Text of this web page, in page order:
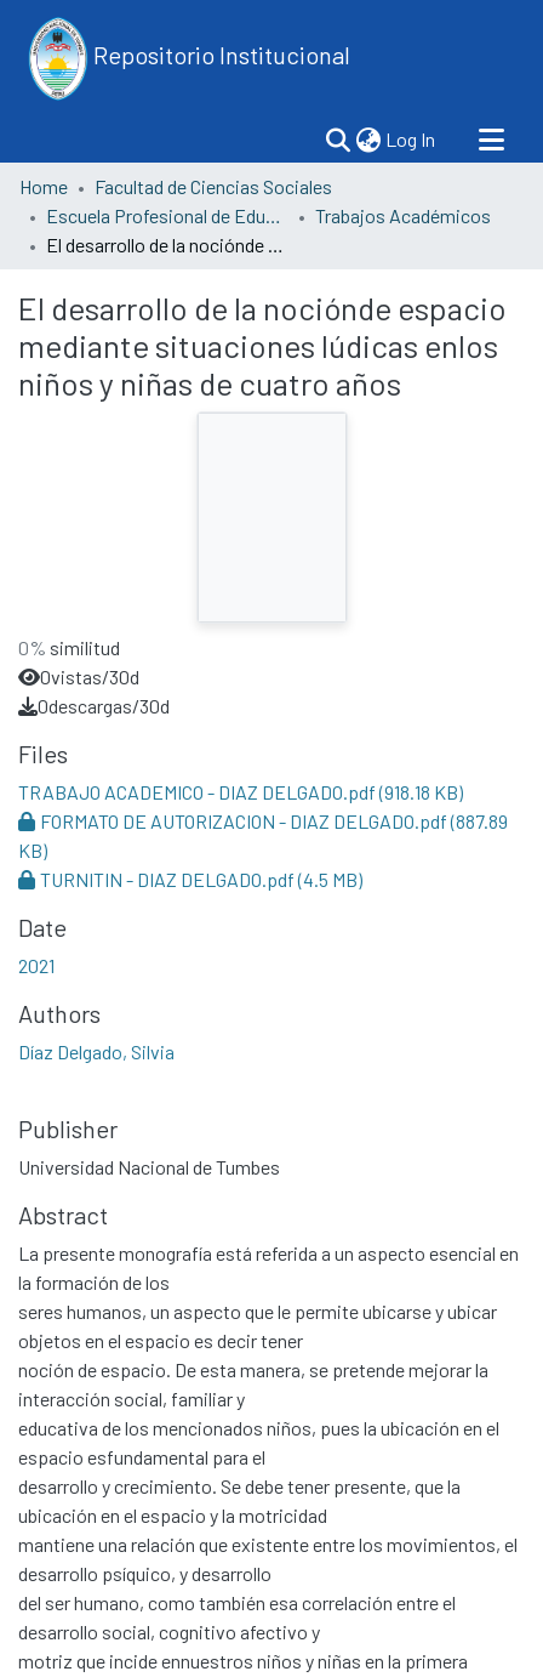
Repositorio Institucional
Log In (current)
Home
Facultad de Ciencias Sociales
Escuela Profesional de Educación
Trabajos Académicos
El desarrollo de la nociónde espacio mediante situaciones lúdicas enlos niños y niñas de cuatro años
El desarrollo de la nociónde espacio
mediante situaciones lúdicas enlos
niños y niñas de cuatro años
0% similitud
0vistas/30d
0descargas/30d
Files
TRABAJO ACADEMICO - DIAZ DELGADO.pdf(918.18 KB)
FORMATO DE AUTORIZACION - DIAZ DELGADO.pdf(887.89
KB)
TURNITIN - DIAZ DELGADO.pdf(4.5 MB)
Date
2021
Authors
Díaz Delgado, Silvia
Publisher
Universidad Nacional de Tumbes
Abstract
La presente monografía está referida a un aspecto esencial en
la formación de los
seres humanos, un aspecto que le permite ubicarse y ubicar
objetos en el espacio es decir tener
noción de espacio. De esta manera, se pretende mejorar la
interacción social, familiar y
educativa de los mencionados niños, pues la ubicación en el
espacio esfundamental para el
desarrollo y crecimiento. Se debe tener presente, que la
ubicación en el espacio y la motricidad
mantiene una relación que existente entre los movimientos, el
desarrollo psíquico, y desarrollo
del ser humano, como también esa correlación entre el
desarrollo social, cognitivo afectivo y
motriz que incide ennuestros niños y niñas en la primera